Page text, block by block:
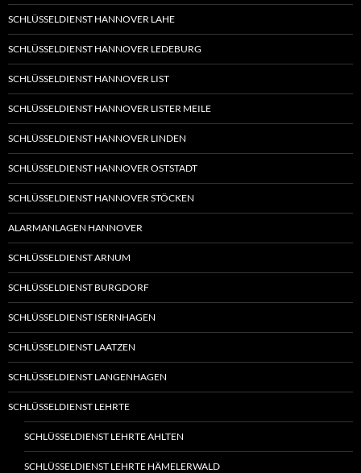
SCHLÜSSELDIENST HANNOVER LAHE
SCHLÜSSELDIENST HANNOVER LEDEBURG
SCHLÜSSELDIENST HANNOVER LIST
SCHLÜSSELDIENST HANNOVER LISTER MEILE
SCHLÜSSELDIENST HANNOVER LINDEN
SCHLÜSSELDIENST HANNOVER OSTSTADT
SCHLÜSSELDIENST HANNOVER STÖCKEN
ALARMANLAGEN HANNOVER
SCHLÜSSELDIENST ARNUM
SCHLÜSSELDIENST BURGDORF
SCHLÜSSELDIENST ISERNHAGEN
SCHLÜSSELDIENST LAATZEN
SCHLÜSSELDIENST LANGENHAGEN
SCHLÜSSELDIENST LEHRTE
SCHLÜSSELDIENST LEHRTE AHLTEN
SCHLÜSSELDIENST LEHRTE HÄMELERWALD